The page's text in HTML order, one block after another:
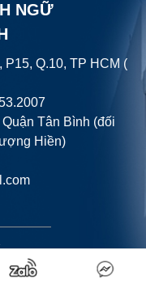
NGỮ
Q.10, TP HCM (
Tân Bình (đối
Hiền)